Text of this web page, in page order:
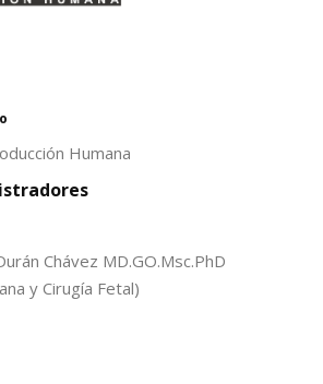
Humana
Chávez MD.GO.Msc.PhD
y Cirugía Fetal)